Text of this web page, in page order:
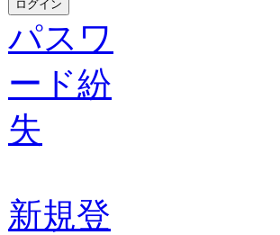
パスワ
ード紛
失
新規登